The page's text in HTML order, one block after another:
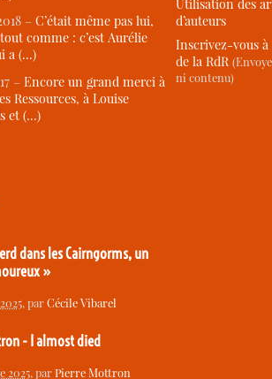
–C’était même pas lui,
comme : c’est Aurélie
a (…)
–Encore un grand merci à
Ressources, à Louise
et (…)
dans les Cairngorms, un
»
, parCécile Vibarel
- I almost died
2025, parPierre Mottron
Utilisation des
d’auteurs
Inscrivez-vous
de la RdR
ni contenu)